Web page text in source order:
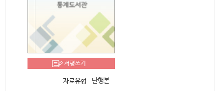
서평쓰기
자료유형
단행본